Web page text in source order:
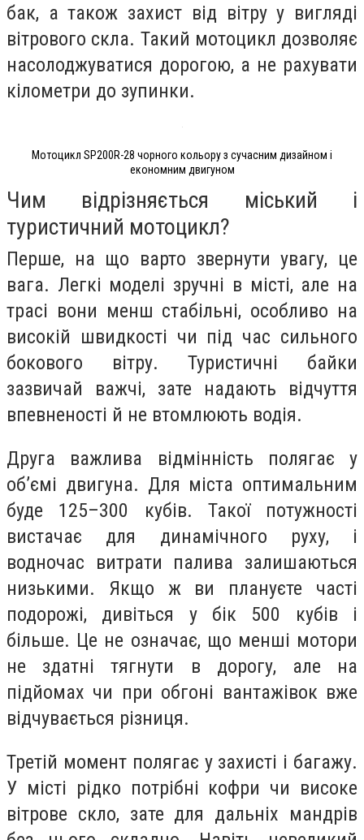
бак, а також захист від вітру у вигляді
вітрового скла. Такий мотоцикл дозволяє
насолоджуватися дорогою, а не рахувати
кілометри до зупинки.
Мотоцикл SP200R-28 чорного кольору з сучасним дизайном і
економним двигуном
Чим відрізняється міський і
туристичний мотоцикл?
Перше, на що варто звернути увагу, це
вага. Легкі моделі зручні в місті, але на
трасі вони менш стабільні, особливо на
високій швидкості чи під час сильного
бокового вітру. Туристичні байки
зазвичай важчі, зате надають відчуття
впевненості й не втомлюють водія.
Друга важлива відмінність полягає у
об’ємі двигуна. Для міста оптимальним
буде 125–300 кубів. Такої потужності
вистачає для динамічного руху, і
водночас витрати палива залишаються
низькими. Якщо ж ви плануєте часті
подорожі, дивіться у бік 500 кубів і
більше. Це не означає, що менші мотори
не здатні тягнути в дорогу, але на
підйомах чи при обгоні вантажівок вже
відчувається різниця.
Третій момент полягає у захисті і багажу.
У місті рідко потрібні кофри чи високе
вітрове скло, зате для дальніх мандрів